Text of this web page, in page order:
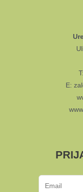
E: